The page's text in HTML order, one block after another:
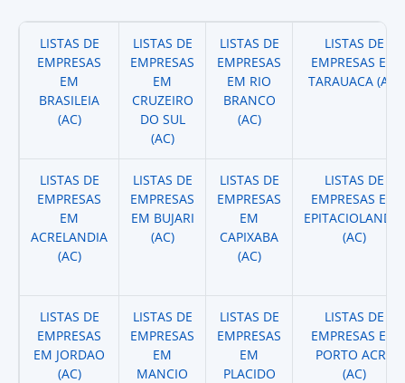
LISTAS DE
EMPRESAS
EM
BRASILEIA
(AC)
LISTAS DE
EMPRESAS
EM
CRUZEIRO
DO SUL
(AC)
LISTAS DE
EMPRESAS
EM RIO
BRANCO
(AC)
LISTAS DE
EMPRESAS EM
TARAUACA (AC)
LISTAS DE
EMPRESAS
EM
ACRELANDIA
(AC)
LISTAS DE
EMPRESAS
EM BUJARI
(AC)
LISTAS DE
EMPRESAS
EM
CAPIXABA
(AC)
LISTAS DE
EMPRESAS EM
EPITACIOLANDIA
(AC)
LISTAS DE
EMPRESAS
EM JORDAO
(AC)
LISTAS DE
EMPRESAS
EM
MANCIO
LISTAS DE
EMPRESAS
EM
PLACIDO
LISTAS DE
EMPRESAS EM
PORTO ACRE
(AC)